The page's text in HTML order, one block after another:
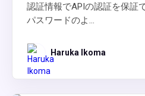
認証情報でAPIの認証を保証
パスワードのよ...
Haruka Ikoma